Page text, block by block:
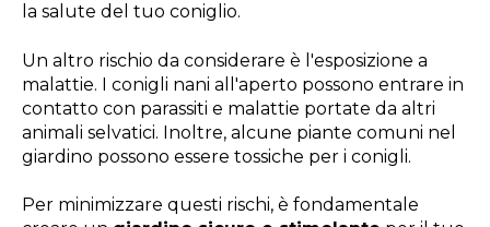
la salute del tuo coniglio.
Un altro rischio da considerare è l'esposizione a
malattie. I conigli nani all'aperto possono entrare in
contatto con parassiti e malattie portate da altri
animali selvatici. Inoltre, alcune piante comuni nel
giardino possono essere tossiche per i conigli.
Per minimizzare questi rischi, è fondamentale